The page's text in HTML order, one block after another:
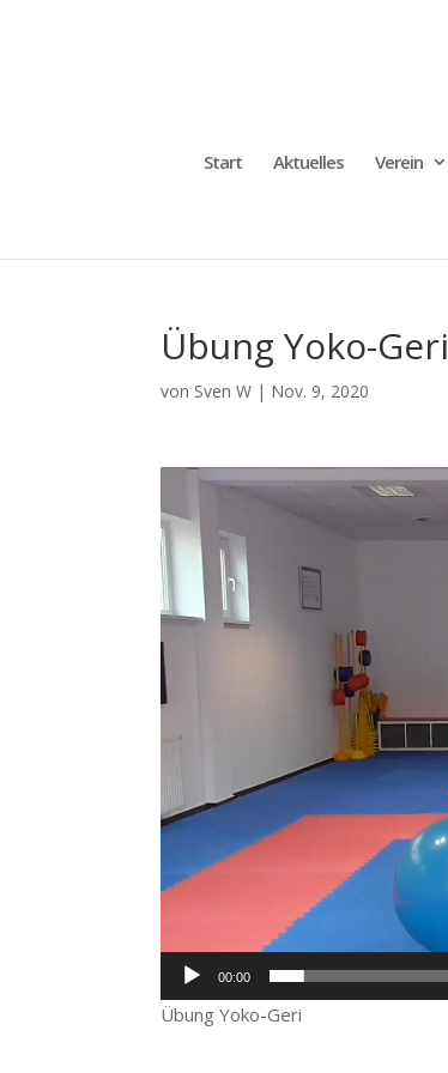
Start Aktuelles Verein
Übung Yoko-Geri
von Sven W | Nov. 9, 2020
Video-
Player
00:00
Übung Yoko-Geri